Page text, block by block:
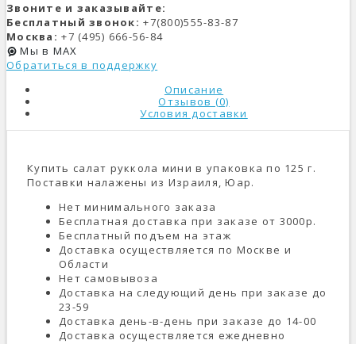
Звоните и заказывайте:
Бесплатный звонок: +7(800)555-83-87
Москва: +7 (495) 666-56-84
Мы в MAX
Обратиться в поддержку
Описание
Отзывов (0)
Условия доставки
Купить салат руккола мини в упаковка по 125 г.
Поставки налажены из Израиля, Юар.
Нет минимального заказа
Бесплатная доставка при заказе от 3000р.
Бесплатный подъем на этаж
Доставка осуществляется по Москве и
Области
Нет самовывоза
Доставка на следующий день при заказе до
23-59
Доставка день-в-день при заказе до 14-00
Доставка осуществляется ежедневно